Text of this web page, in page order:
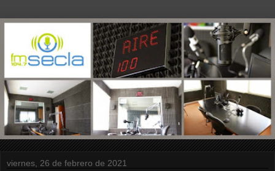
viernes, 26 de febrero de 2021